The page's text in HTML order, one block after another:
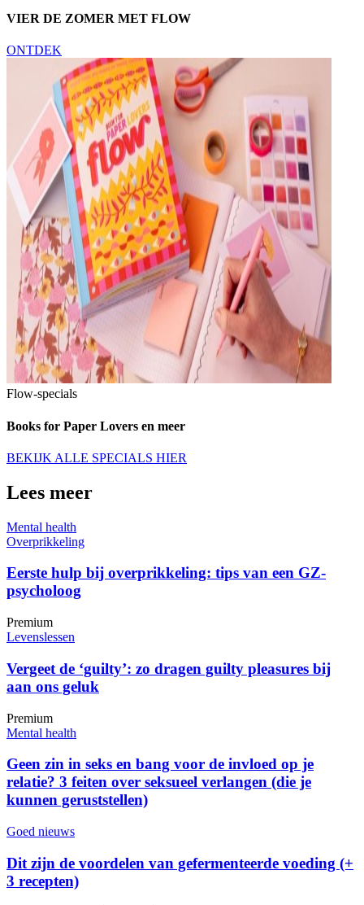
VIER DE ZOMER MET FLOW
ONTDEK
Flow-specials
Books for Paper Lovers en meer
BEKIJK ALLE SPECIALS HIER
Lees meer
Mental health
Overprikkeling
Eerste hulp bij overprikkeling: tips van een GZ-
psycholoog
Premium
Levenslessen
Vergeet de ‘guilty’: zo dragen guilty pleasures bij
aan ons geluk
Premium
Mental health
Geen zin in seks en bang voor de invloed op je
relatie? 3 feiten over seksueel verlangen (die je
kunnen geruststellen)
Goed nieuws
Dit zijn de voordelen van gefermenteerde voeding (+
3 recepten)